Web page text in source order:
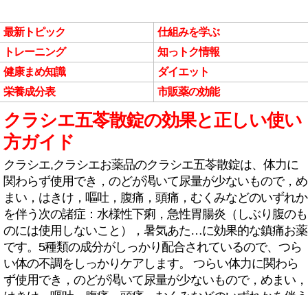
最新トピック
仕組みを学ぶ
トレーニング
知っトク情報
健康まめ知識
ダイエット
栄養成分表
市販薬の効能
クラシエ五苓散錠の効果と正しい使い
方ガイド
クラシエ,クラシエお薬品のクラシエ五苓散錠は、体力に
関わらず使用でき，のどが渇いて尿量が少ないもので，め
まい，はきけ，嘔吐，腹痛，頭痛，むくみなどのいずれか
を伴う次の諸症：水様性下痢，急性胃腸炎（しぶり腹のも
のには使用しないこと），暑気あた…に効果的な鎮痛お薬
です。5種類の成分がしっかり配合されているので、つら
い体の不調をしっかりケアします。 つらい体力に関わら
ず使用でき，のどが渇いて尿量が少ないもので，めまい，